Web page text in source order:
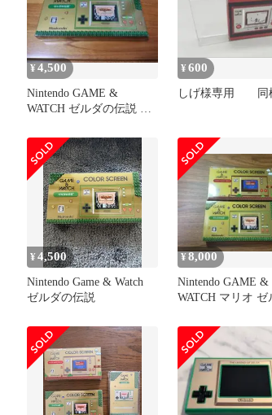
¥4,500
Nintendo GAME &
WATCH ゼルダの伝説 本
¥600
しげ様専用 同
¥4,500
Nintendo Game & Watch
ゼルダの伝説
¥8,000
Nintendo GAME &
WATCH マリオ ゼ